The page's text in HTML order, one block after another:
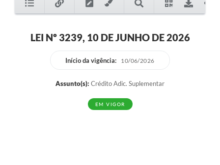
LEI Nº 3239, 10 DE JUNHO DE 2026
Início da vigência: 10/06/2026
Assunto(s): Crédito Adic. Suplementar
EM VIGOR